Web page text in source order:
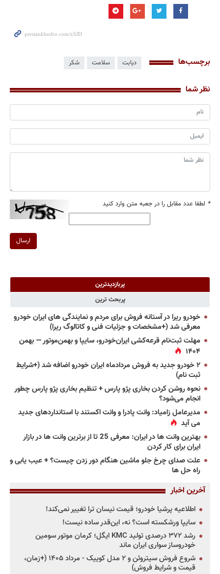
برچسب‌ها دیابت سلامت شکر
نظر شما
* لطفا عدد مقابل را در جعبه متن وارد کنید
ارسال
پربازدیدترین
پربحث ترین
خودرو ریرا در آستانه فروش برای مردم و نمایندگی های ایران خودرو
معرفی شد (+مشخصات و جزئیات فنی و کاتالوگ ریرا)
مهلت ثبت‌نام قرعه‌کشی ایران‌خودرو، سایپا و بهمن‌موتور — بهمن
۱۴۰۴
۲ خودرو جدید به فروش مردادماه ایران خودرو اضافه شد (+شرایط
ثبت نام)
نحوه روشن کردن بخاری پژو پارس + تنظیم بخاری پژو پارس چطور
انجام می‌شود؟
مدیرعامل زامیاد: وانت پادرا و وانت اکستند با استانداردهای جدید
می آید
بهترین وانت ها در ایران: معرفی 25 تا از برترین وانت ها در بازار
ایران برای کار کردن
علت صدای چرخ جلو ماشین هنگام دور زدن چیست؟ + عیب یابی و
راه حل ها
آخرین اخبار
اطلاعیه پرشیا خودرو؛ قیمت نیسان ترا تغییر نمی‌کند!
سایپا ورشکسته است؟ نه، این‌قدر ساده نیست!
رشد ۳۷۲ درصدی تولید KMC ایگل؛ کرمان موتور سومین
خودروساز سواری ایران ماند
شروع فروش سیتروئن و ۲ مدل کوییک - مرداد ۱۴۰۵ (+زمان،
قیمت و شرایط فروش)